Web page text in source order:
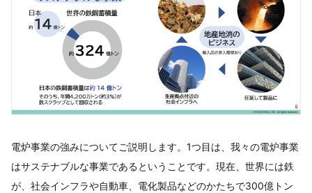
電炉事業の強みについてご説明します。1つ目は、我々の電炉事業
はサステナブルな事業であるということです。現在、世界には鉄
が、社会インフラや自動車、電化製品などのかたちで300億トン